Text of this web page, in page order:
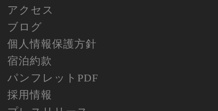
アクセス
ブログ
個人情報保護方針
宿泊約款
パンフレットPDF
採用情報